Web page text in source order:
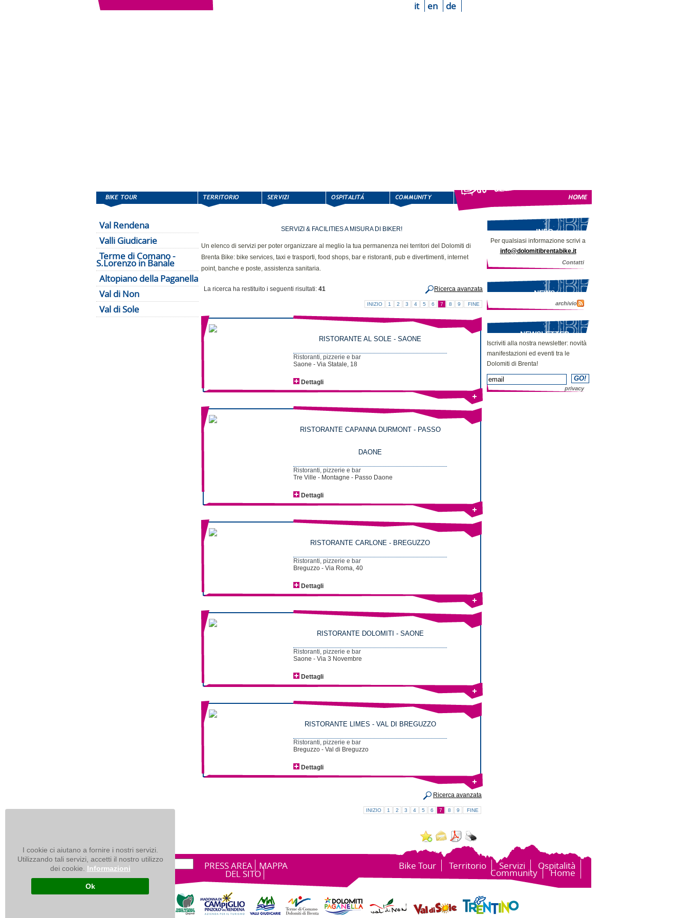
I cookie ci aiutano a fornire i nostri servizi.
Utilizzando tali servizi, accetti il nostro utilizzo
dei cookie. Informazioni
Ok
it en de
Val Rendena
Valli Giudicarie
Terme di Comano -
S.Lorenzo in Banale
Altopiano della Paganella
Val di Non
Val di Sole
SERVIZI & FACILITIES A MISURA DI BIKER!
Un elenco di servizi per poter organizzare al meglio la tua permanenza nei territori del Dolomiti di
Brenta Bike: bike services, taxi e trasporti, food shops, bar e ristoranti, pub e divertimenti, internet
point, banche e poste, assistenza sanitaria.
La ricerca ha restituito i seguenti risultati: 41 Ricerca avanzata
INIZIO 1 2 3 4 5 6 7 8 9 FINE
RISTORANTE AL SOLE - SAONE
Ristoranti, pizzerie e bar
Saone - Via Statale, 18
Dettagli
RISTORANTE CAPANNA DURMONT - PASSO
DAONE
Ristoranti, pizzerie e bar
Tre Ville - Montagne - Passo Daone
Dettagli
RISTORANTE CARLONE - BREGUZZO
Ristoranti, pizzerie e bar
Breguzzo - Via Roma, 40
Dettagli
RISTORANTE DOLOMITI - SAONE
Ristoranti, pizzerie e bar
Saone - Via 3 Novembre
Dettagli
RISTORANTE LIMES - VAL DI BREGUZZO
Ristoranti, pizzerie e bar
Breguzzo - Val di Breguzzo
Dettagli
Ricerca avanzata
INIZIO 1 2 3 4 5 6 7 8 9 FINE
INFO
Per qualsiasi informazione scrivi a
info@dolomitibrentabike.it
Contatti
NEWS
archivio
NEWSLETTER
Iscriviti alla nostra newsletter: novità
manifestazioni ed eventi tra le
Dolomiti di Brenta!
privacy
PRESS AREA MAPPA
DEL SITO
Bike Tour Territorio Servizi Ospitalità
Community Home